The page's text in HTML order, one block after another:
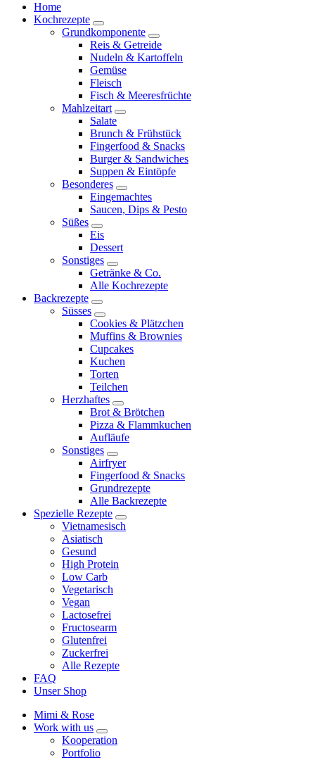
Home
Kochrezepte
expand
child
menu
Grundkomponente
expand
child
menu
Reis & Getreide
Nudeln & Kartoffeln
Gemüse
Fleisch
Fisch & Meeresfrüchte
Mahlzeitart
expand
child
menu
Salate
Brunch & Frühstück
Fingerfood & Snacks
Burger & Sandwiches
Suppen & Eintöpfe
Besonderes
expand
child
menu
Eingemachtes
Saucen, Dips & Pesto
Süßes
expand
child
menu
Eis
Dessert
Sonstiges
expand
child
menu
Getränke & Co.
Alle Kochrezepte
Backrezepte
expand
child
menu
Süsses
expand
child
menu
Cookies & Plätzchen
Muffins & Brownies
Cupcakes
Kuchen
Torten
Teilchen
Herzhaftes
expand
child
menu
Brot & Brötchen
Pizza & Flammkuchen
Aufläufe
Sonstiges
expand
child
menu
Airfryer
Fingerfood & Snacks
Grundrezepte
Alle Backrezepte
Spezielle Rezepte
expand
child
Vietnamesisch
Asiatisch
Gesund
High Protein
Low Carb
Vegetarisch
Vegan
Lactosefrei
Fructosearm
Glutenfrei
Zuckerfrei
Alle Rezepte
FAQ
Unser Shop
Mimi & Rose
Work with us
expand
child
Kooperation
Portfolio